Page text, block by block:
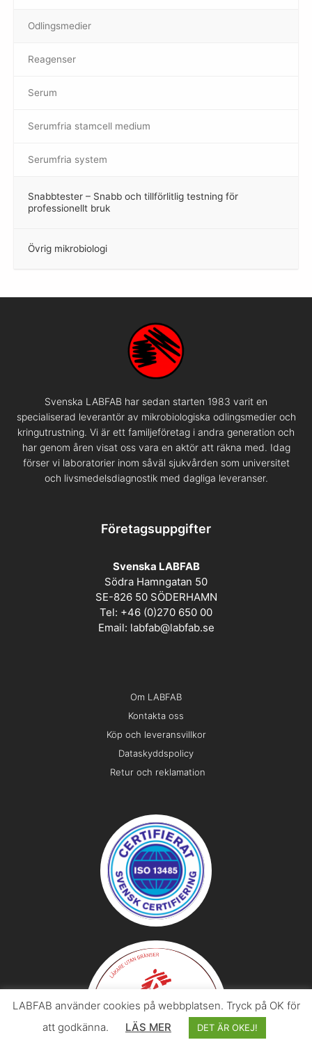
Odlingsmedier
Reagenser
Serum
Serumfria stamcell medium
Serumfria system
Snabbtester – Snabb och tillförlitlig testning för
professionellt bruk
–
Övrig mikrobiologi
–
Svenska LABFAB har sedan starten 1983 varit en
specialiserad leverantör av mikrobiologiska odlingsmedier och
kringutrustning. Vi är ett familjeföretag i andra generation och
har genom åren visat oss vara en aktör att räkna med. Idag
förser vi laboratorier inom såväl sjukvården som universitet
och livsmedelsdiagnostik med dagliga leveranser.
Företagsuppgifter
Svenska LABFAB
Södra Hamngatan 50
SE-826 50 SÖDERHAMN
Tel: +46 (0)270 650 00
Email: labfab@labfab.se
Om LABFAB
Kontakta oss
Köp och leveransvillkor
Dataskyddspolicy
Retur och reklamation
LABFAB använder cookies på webbplatsen. Tryck på OK för
att godkänna.
LÄS MER DET ÄR OKEJ!